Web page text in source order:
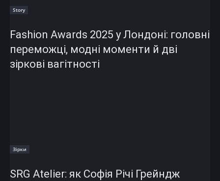
Story
Fashion Awards 2025 у Лондоні: головні
переможці, модні моменти й дві
зіркові вагітності
Зірки
SRG Atelier: як Софія Річі Грейндж